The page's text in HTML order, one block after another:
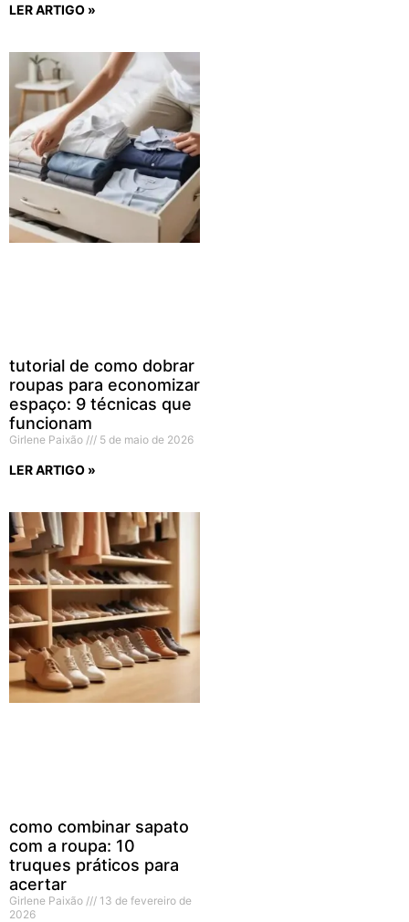
LER ARTIGO »
tutorial de como dobrar
roupas para economizar
espaço: 9 técnicas que
funcionam
Girlene Paixão 5 de maio de 2026
LER ARTIGO »
como combinar sapato
com a roupa: 10
truques práticos para
acertar
Girlene Paixão
13 de fevereiro de
2026